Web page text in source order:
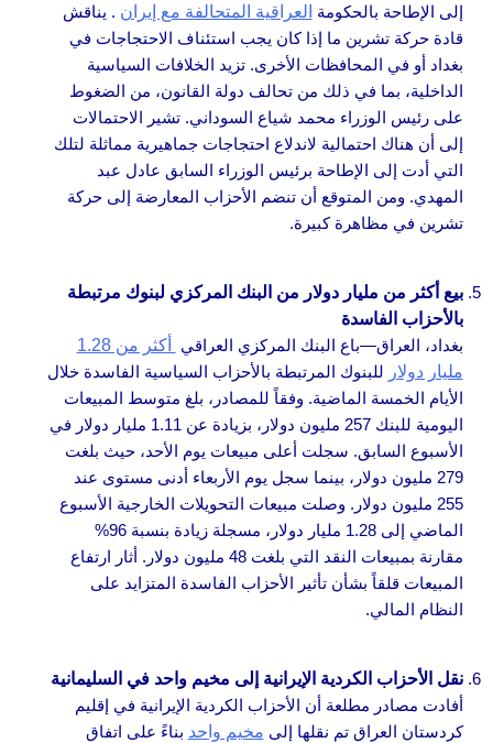
إلى الإطاحة بالحكومة العراقية المتحالفة مع إيران . يناقش
قادة حركة تشرين ما إذا كان يجب استئناف الاحتجاجات في
بغداد أو في المحافظات الأخرى. تزيد الخلافات السياسية
الداخلية، بما في ذلك من تحالف دولة القانون، من الضغوط
على رئيس الوزراء محمد شياع السوداني. تشير الاحتمالات
إلى أن هناك احتمالية لاندلاع احتجاجات جماهيرية مماثلة لتلك
التي أدت إلى الإطاحة برئيس الوزراء السابق عادل عبد
المهدي. ومن المتوقع أن تنضم الأحزاب المعارضة إلى حركة
تشرين في مظاهرة كبيرة.
بيع أكثر من مليار دولار من البنك المركزي لبنوك مرتبطة
بالأحزاب الفاسدة
بغداد، العراق—باع البنك المركزي العراقي
أكثر من 1.28
مليار دولار للبنوك المرتبطة بالأحزاب السياسية الفاسدة خلال
الأيام الخمسة الماضية. وفقاً للمصادر، بلغ متوسط المبيعات
اليومية للبنك 257 مليون دولار، بزيادة عن 1.11 مليار دولار في
الأسبوع السابق. سجلت أعلى مبيعات يوم الأحد، حيث بلغت
279 مليون دولار، بينما سجل يوم الأربعاء أدنى مستوى عند
255 مليون دولار. وصلت مبيعات التحويلات الخارجية الأسبوع
الماضي إلى 1.28 مليار دولار، مسجلة زيادة بنسبة 96%
مقارنة بمبيعات النقد التي بلغت 48 مليون دولار. أثار ارتفاع
المبيعات قلقاً بشأن تأثير الأحزاب الفاسدة المتزايد على
النظام المالي.
نقل الأحزاب الكردية الإيرانية إلى مخيم واحد في السليمانية
أفادت مصادر مطلعة أن الأحزاب الكردية الإيرانية في إقليم
كردستان العراق تم نقلها إلى مخيم واحد بناءً على اتفاق